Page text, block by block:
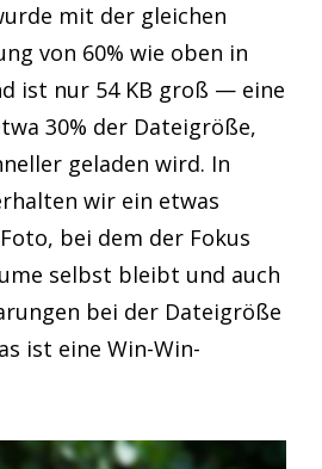
mit der gleichen
von 60% wie oben in
ist nur 54 KB groß — eine
30% der Dateigröße,
geladen wird. In
wir ein etwas
bei dem der Fokus
selbst bleibt und auch
bei der Dateigröße
ist eine Win-Win-